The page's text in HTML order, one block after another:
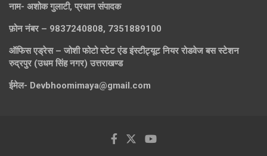
नाम- अशोक गुलाटी, प्रधान संपादक
फ़ोन नंबर – 9837240808, 7351889100
ऑफिस एड्रेस – जोशी फोटो स्टेट एंड इंस्टीट्यूट नियर रोडवेज बस स्टेशन
रुद्रपुर (उधम सिंह नगर) उत्तराखण्ड
ईमेल- Devbhoomimaya@gmail.com